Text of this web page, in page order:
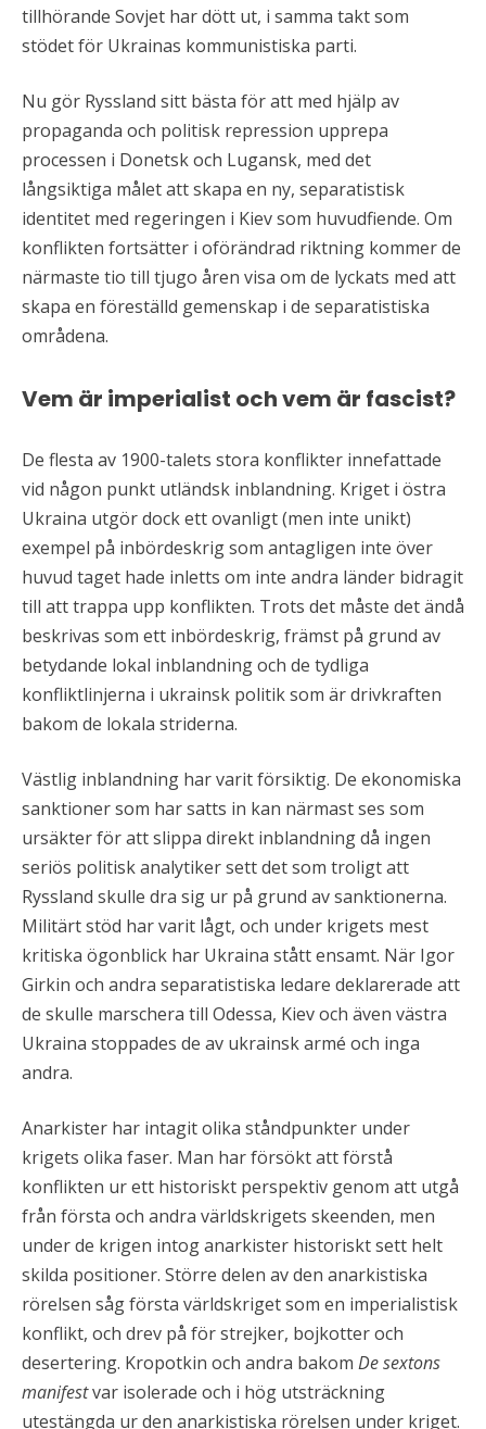
tillhörande Sovjet har dött ut, i samma takt som
stödet för Ukrainas kommunistiska parti.
Nu gör Ryssland sitt bästa för att med hjälp av
propaganda och politisk repression upprepa
processen i Donetsk och Lugansk, med det
långsiktiga målet att skapa en ny, separatistisk
identitet med regeringen i Kiev som huvudfiende. Om
konflikten fortsätter i oförändrad riktning kommer de
närmaste tio till tjugo åren visa om de lyckats med att
skapa en föreställd gemenskap i de separatistiska
områdena.
Vem är imperialist och vem är fascist?
De flesta av 1900-talets stora konflikter innefattade
vid någon punkt utländsk inblandning. Kriget i östra
Ukraina utgör dock ett ovanligt (men inte unikt)
exempel på inbördeskrig som antagligen inte över
huvud taget hade inletts om inte andra länder bidragit
till att trappa upp konflikten. Trots det måste det ändå
beskrivas som ett inbördeskrig, främst på grund av
betydande lokal inblandning och de tydliga
konfliktlinjerna i ukrainsk politik som är drivkraften
bakom de lokala striderna.
Västlig inblandning har varit försiktig. De ekonomiska
sanktioner som har satts in kan närmast ses som
ursäkter för att slippa direkt inblandning då ingen
seriös politisk analytiker sett det som troligt att
Ryssland skulle dra sig ur på grund av sanktionerna.
Militärt stöd har varit lågt, och under krigets mest
kritiska ögonblick har Ukraina stått ensamt. När Igor
Girkin och andra separatistiska ledare deklarerade att
de skulle marschera till Odessa, Kiev och även västra
Ukraina stoppades de av ukrainsk armé och inga
andra.
Anarkister har intagit olika ståndpunkter under
krigets olika faser. Man har försökt att förstå
konflikten ur ett historiskt perspektiv genom att utgå
från första och andra världskrigets skeenden, men
under de krigen intog anarkister historiskt sett helt
skilda positioner. Större delen av den anarkistiska
rörelsen såg första världskriget som en imperialistisk
konflikt, och drev på för strejker, bojkotter och
desertering. Kropotkin och andra bakom De sextons
manifestvar isolerade och i hög utsträckning
utestängda ur den anarkistiska rörelsen under kriget.